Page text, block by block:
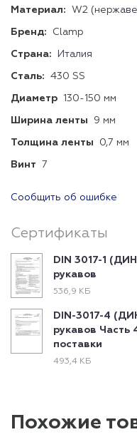
Материал: W2
Бренд: Clamp
Страна: Италия
Сталь: 430 SS
Диаметр 130-150 мм
Ширина ленты 9 мм
Толщина ленты 0,7 мм
Винт 7
Сообщить об ошибке
Сертификаты
DIN 3017-1
рукавов
536,9 КБ
DIN-3017-4
рукавов Часть
поставки
493,4 КБ
Похожие